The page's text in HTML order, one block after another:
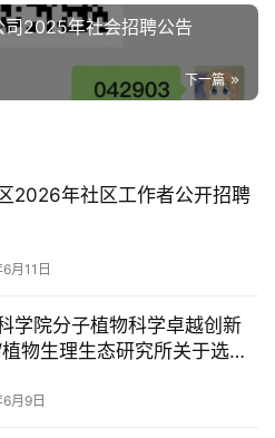
司2025年社会招聘公告
下一篇
2026年社区工作者公开招聘
月11日
学院分子植物科学卓越创新
物生理生态研究所关于选聘
月9日